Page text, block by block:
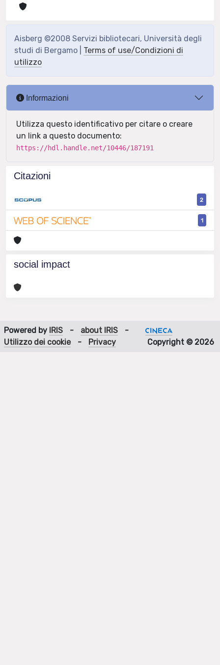
Aisberg ©2008 Servizi bibliotecari, Università degli
studi di Bergamo | Terms of use/Condizioni di
utilizzo
Informazioni
Utilizza questo identificativo per citare o creare
un link a questo documento:
https://hdl.handle.net/10446/187191
Citazioni
2
1
social impact
Powered by IRIS - about IRIS
-
Utilizzo dei cookie
- Privacy Copyright © 2026